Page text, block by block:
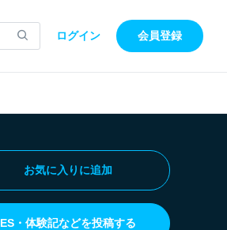
ログイン 会員登録
お気に入りに追加
ES・体験記などを投稿する